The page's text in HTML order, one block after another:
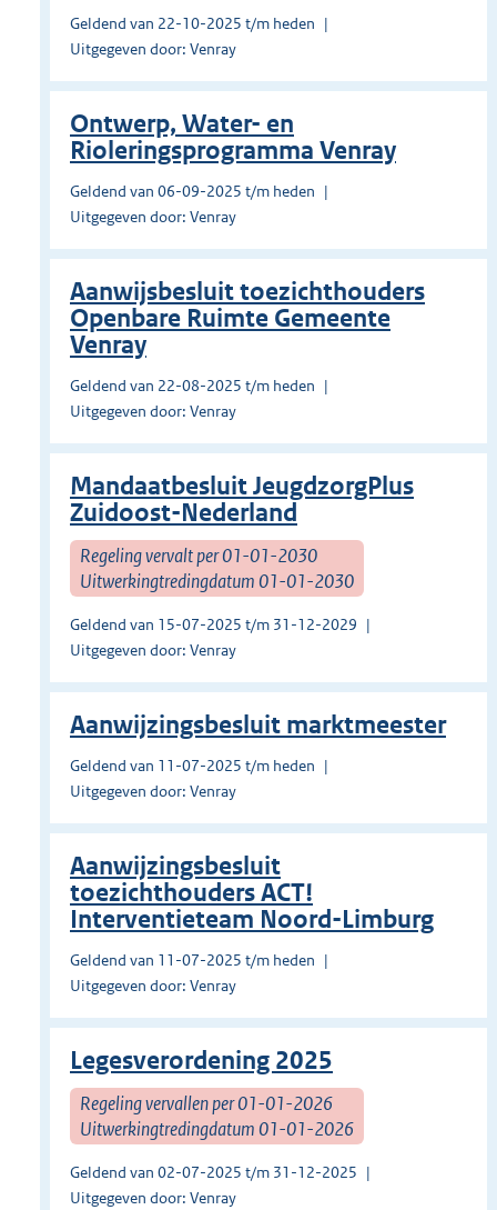
Geldend van 22-10-2025 t/m heden
Uitgegeven door: Venray
Ontwerp, Water- en
Rioleringsprogramma Venray
Geldend van 06-09-2025 t/m heden
Uitgegeven door: Venray
Aanwijsbesluit toezichthouders
Openbare Ruimte Gemeente
Venray
Geldend van 22-08-2025 t/m heden
Uitgegeven door: Venray
Mandaatbesluit JeugdzorgPlus
Zuidoost-Nederland
Regeling vervalt per 01-01-2030
Uitwerkingtredingdatum 01-01-2030
Geldend van 15-07-2025 t/m 31-12-2029
Uitgegeven door: Venray
Aanwijzingsbesluit marktmeester
Geldend van 11-07-2025 t/m heden
Uitgegeven door: Venray
Aanwijzingsbesluit
toezichthouders ACT!
Interventieteam Noord-Limburg
Geldend van 11-07-2025 t/m heden
Uitgegeven door: Venray
Legesverordening 2025
Regeling vervallen per 01-01-2026
Uitwerkingtredingdatum 01-01-2026
Geldend van 02-07-2025 t/m 31-12-2025
Uitgegeven door: Venray